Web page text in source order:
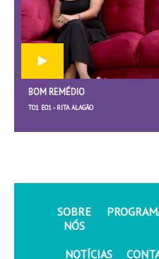
BOM REMÉDIO
T01 E01 - RITA ALAGÃO
SOBRE
NÓS
NOTÍCIAS